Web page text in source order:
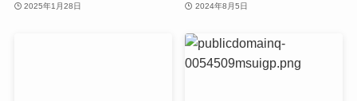
2025年1月28日 2024年8月5日